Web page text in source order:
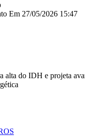
Em 27/05/2026 15:47